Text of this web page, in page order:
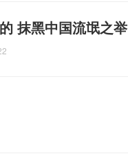
抹黑中国流氓之举